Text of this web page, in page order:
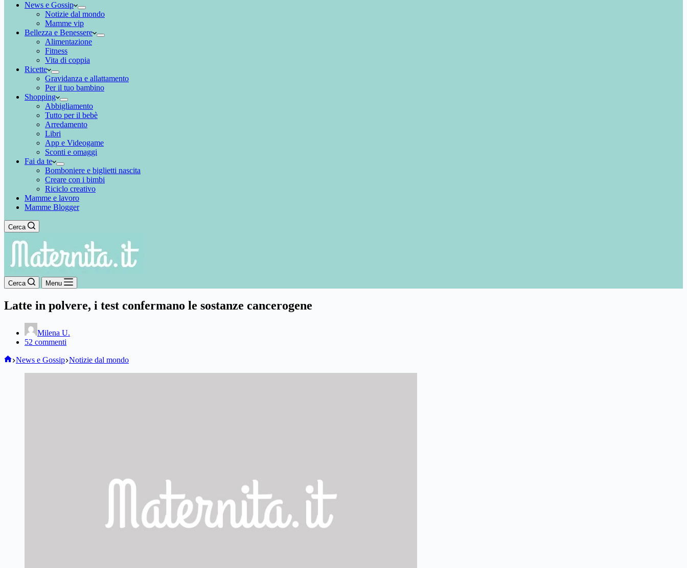
News e Gossip
Notizie dal mondo
Mamme vip
Bellezza e Benessere
Alimentazione
Fitness
Vita di coppia
Ricette
Gravidanza e allattamento
Per il tuo bambino
Shopping
Abbigliamento
Tutto per il bebè
Arredamento
Libri
App e Videogame
Sconti e omaggi
Fai da te
Bomboniere e biglietti nascita
Creare con i bimbi
Riciclo creativo
Mamme e lavoro
Mamme Blogger
Cerca
Cerca Menu
Latte in polvere, i test confermano le sostanze cancerogene
Milena U.
52 commenti
Home
News e Gossip Notizie dal mondo